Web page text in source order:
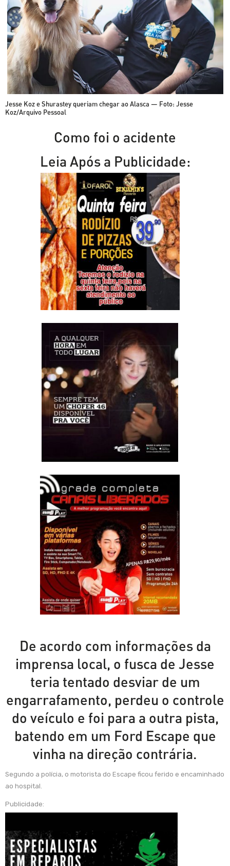
Jesse Koz e Shurastey queriam chegar ao Alasca — Foto: Jesse
Koz/Arquivo Pessoal
Como foi o acidente
Leia Após a Publicidade:
De acordo com informações da
imprensa local, o fusca de Jesse
teria tentado desviar de um
engarrafamento, perdeu o controle
do veículo e foi para a outra pista,
batendo em um Ford Escape que
vinha na direção contrária.
Segundo a polícia, o motorista do Escape ficou ferido e encaminhado
ao hospital.
Publicidade: